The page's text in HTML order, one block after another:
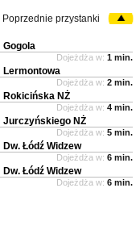
Poprzednie przystanki
Gogola
Dojeżdża w: 1 min.
Lermontowa
Dojeżdża w: 2 min.
Rokicińska NŻ
Dojeżdża w: 4 min.
Jurczyńskiego NŻ
Dojeżdża w: 5 min.
Dw. Łódź Widzew
Dojeżdża w: 6 min.
Dw. Łódź Widzew
Dojeżdża w: 6 min.